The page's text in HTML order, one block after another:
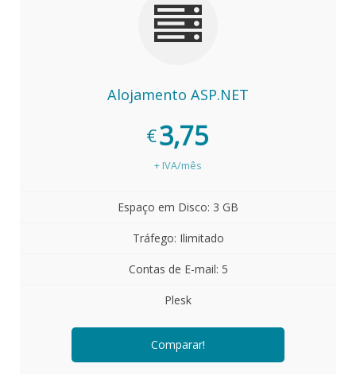
Alojamento ASP.NET
€3,75
+ IVA/mês
Espaço em Disco: 3 GB
Tráfego: Ilimitado
Contas de E-mail: 5
Plesk
Comparar!